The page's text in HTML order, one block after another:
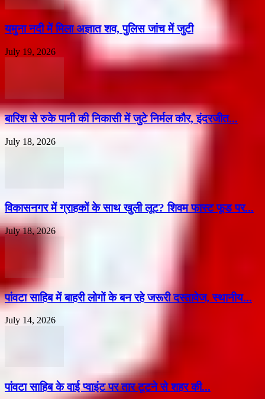
यमुना नदी में मिला अज्ञात शव, पुलिस जांच में जुटी
July 19, 2026
बारिश से रुके पानी की निकासी में जुटे निर्मल कौर, इंदरजीत...
July 18, 2026
विकासनगर में ग्राहकों के साथ खुली लूट? शिवम फास्ट फूड पर...
July 18, 2026
पांवटा साहिब में बाहरी लोगों के बन रहे जरूरी दस्तावेज, स्थानीय...
July 14, 2026
पांवटा साहिब के वाई प्वाइंट पर तार टूटने से शहर की...